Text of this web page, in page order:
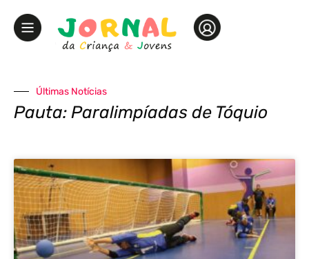
Últimas Notícias
Pauta: Paralimpíadas de Tóquio